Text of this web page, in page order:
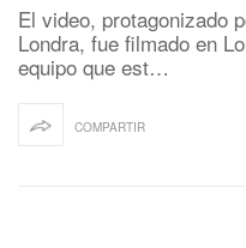
El video, protagonizado
Londra, fue filmado en
equipo que est…
COMPARTIR